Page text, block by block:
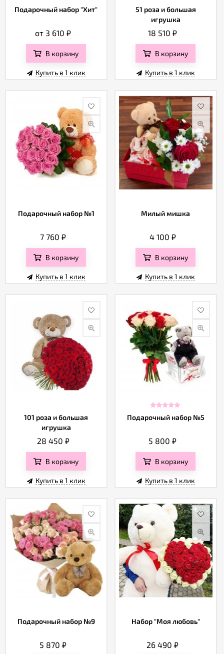
Отзывы
Подарочный набор "Хит"
от 3 610₽
В корзину
Купить в 1 клик
51 роза и большая
игрушка
18 510₽
В корзину
Купить в 1 клик
Подарочный набор №1
7 760₽
В корзину
Купить в 1 клик
Милый мишка
4 100 ₽
В корзину
Купить в 1 клик
101 роза и большая
игрушка
28 450 ₽
В корзину
Купить в 1 клик
Подарочный набор №5
5 800₽
В корзину
Купить в 1 клик
Подарочный набор №9
5 870₽
Набор "Моя любовь"
26 490₽